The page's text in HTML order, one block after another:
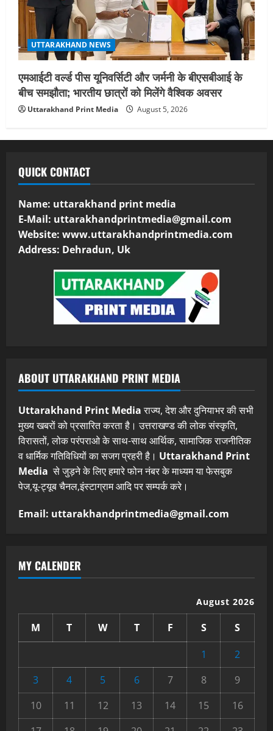
UTTARAKHAND NEWS
एमआईटी वर्ल्ड पीस यूनिवर्सिटी और जर्मनी के बीएसबीआई के
बीच समझौता; भारतीय छात्रों को मिलेंगे वैश्विक अवसर
Uttarakhand Print Media August 5, 2026
QUICK CONTACT
Name: uttarakhand print media
E-Mail: uttarakhandprintmedia@gmail.com
Website: www.uttarakhandprintmedia.com
Address: Dehradun, Uk
ABOUT UTTARAKHAND PRINT MEDIA
Uttarakhand Print Mediaराज्य, देश और दुनियाभर की सभी
मुख्य खबरों को प्रसारित करता है। उत्तराखण्ड की लोक संस्कृति,
विरासतों, लोक परंपराओ के साथ-साथ आर्थिक, सामाजिक राजनीतिक
व धार्मिक गतिविधियों का सजग प्रहरी है। Uttarakhand Print
Media से जुड़ने के लिए हमारे फोन नंबर के माध्यम या फेसबुक
पेज,यू-ट्यूब चैनल,इंस्टाग्राम आदि पर सम्पर्क करे।
Email: uttarakhandprintmedia@gmail.com
MY CALENDER
August 2026
M T W T F S
S
1
2
3
4 5 6 7 8
9
10
11 12 13 14 15
16